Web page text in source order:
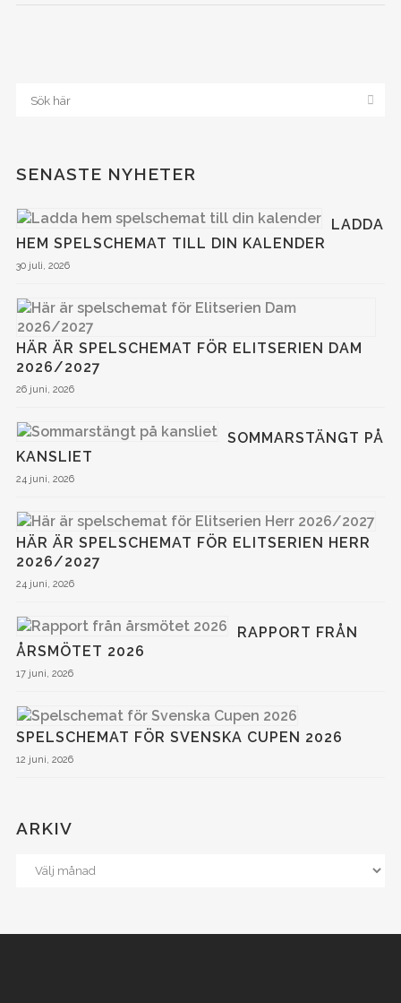
SENASTE NYHETER
LADDA
HEM SPELSCHEMAT TILL DIN KALENDER
30 juli, 2026
HÄR ÄR SPELSCHEMAT FÖR ELITSERIEN DAM
2026/2027
26 juni, 2026
SOMMARSTÄNGT PÅ
KANSLIET
24 juni, 2026
HÄR ÄR SPELSCHEMAT FÖR ELITSERIEN HERR
2026/2027
24 juni, 2026
RAPPORT FRÅN
ÅRSMÖTET 2026
17 juni, 2026
SPELSCHEMAT FÖR SVENSKA CUPEN 2026
12 juni, 2026
ARKIV